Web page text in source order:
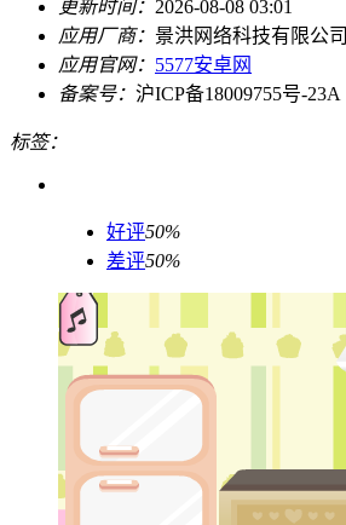
更新时间： 2026-08-08 03:01
应用厂商： 景洪网络科技有限公司
应用官网： 5577安卓网
备案号： 沪ICP备18009755号-23A
标签：
好评50%
差评50%